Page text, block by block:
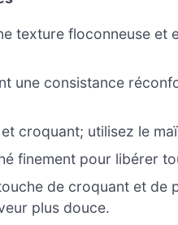
texture floconneuse et
une consistance
croquant; utilisez le
finement pour libérer
de croquant et de
plus douce.